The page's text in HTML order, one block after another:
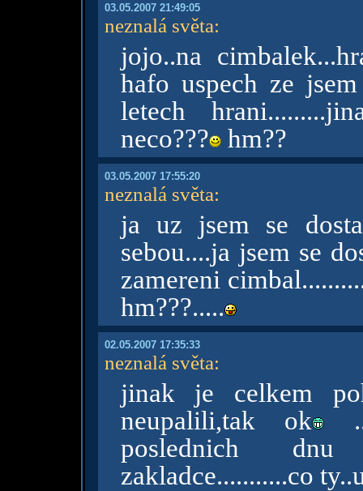
03.05.2007 21:49:05
neznalá světa:
jojo..na
hafo uspech ze
letech
neco??? hm??
03.05.2007 17:55:20
neznalá světa:
ja uz jsem se
sebou....ja jsem se
zamereni
hm???.....
02.05.2007 17:35:33
neznalá světa:
jinak je celkem
neupalili,tak ok
poslednich
zakladce...........co